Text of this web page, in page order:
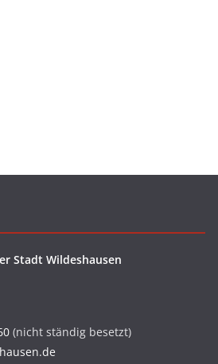
Stadt Wildeshausen
(nicht ständig besetzt)